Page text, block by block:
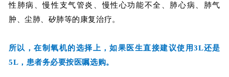
性肺病、慢性支气管炎、慢性心功能不全、肺心病、肺气
肿、尘肺、矽肺等的康复治疗。
所以，在制氧机的选择上，如果医生直接建议使用3L还是
5L，患者务必要按医嘱选购。